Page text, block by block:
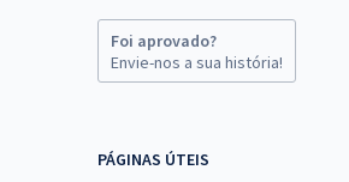
33,33
Economize R$ 99,98 (-20%)
Foi aprovado?
Envie-nos a sua história!
PÁGINAS ÚTEIS